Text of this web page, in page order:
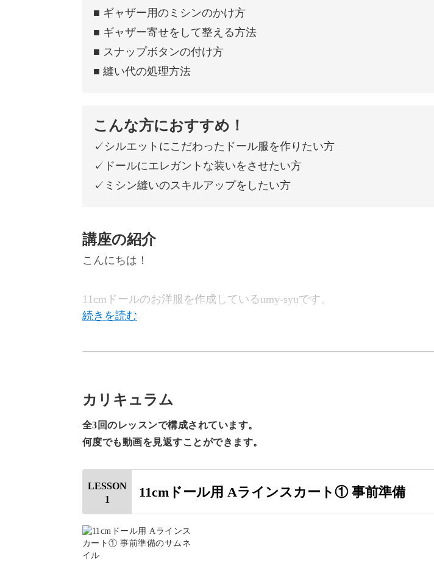
■ ギャザー用のミシンのかけ方
■ ギャザー寄せをして整える方法
■ スナップボタンの付け方
■ 縫い代の処理方法
こんな方におすすめ！
✓シルエットにこだわったドール服を作りたい方
✓ドールにエレガントな装いをさせたい方
✓ミシン縫いのスキルアップをしたい方
講座の紹介
こんにちは！
11cmドールのお洋服を作成しているumy-syuです。
♪
小さいサイズながらも本格的な裁縫技術を学べるのもこの講座の魅力。
初めての方でも挑戦していただけるよう、丁寧に解説していきます！
カリキュラム
全3回のレッスンで構成されています。
何度でも動画を見返すことができます。
LESSON
1
11cmドール用 Aラインスカート① 事前準備